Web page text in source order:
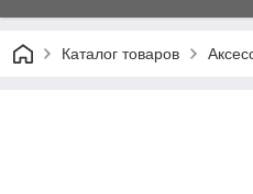
Каталог товаров